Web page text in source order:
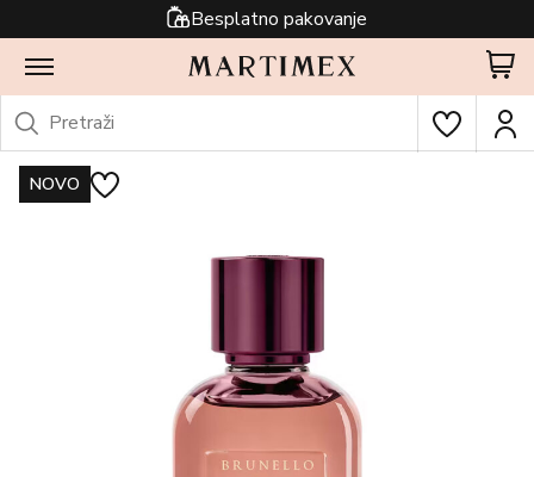
Besplatno pakovanje
NOVO